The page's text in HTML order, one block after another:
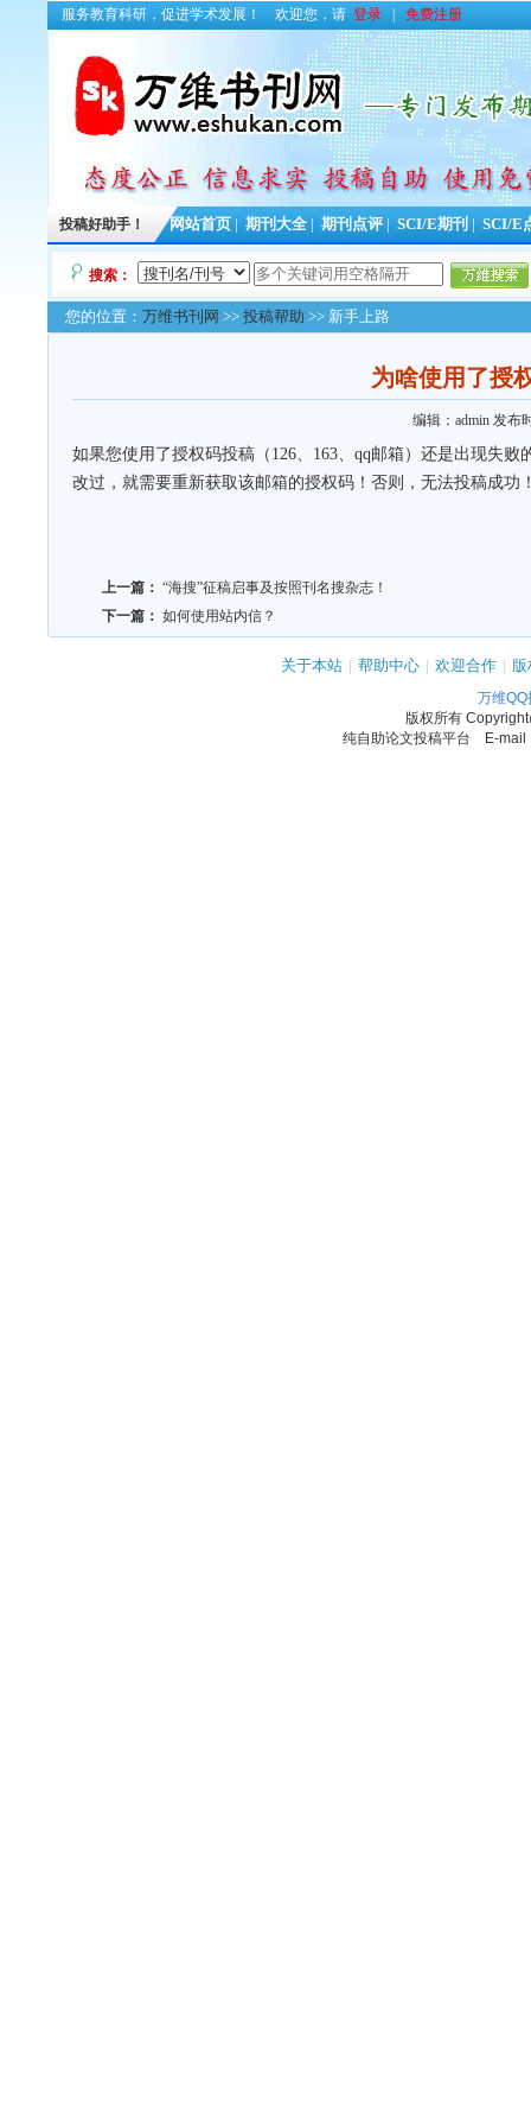
服务教育科研，促进学术发展！ 欢迎您，请 登录 免费注册
投稿好助手！ 网站首页 期刊大全 期刊点评 SCI/E期刊 SCI/E
搜索：
您的位置： 万维书刊网 >> 投稿帮助 >> 新手上路
为啥使用了授
编辑：admin 发布
如果您使用了授权码投稿（126、163、qq邮箱）还是出现失
改过，就需要重新获取该邮箱的授权码！否则，无法投稿成功
上一篇： “海搜”征稿启事及按照刊名搜杂志！
下一篇： 如何使用站内信？
关于本站 | 帮助中心 | 欢迎合作 |
万维
版权所有
纯自助论文投稿平台 E-mail